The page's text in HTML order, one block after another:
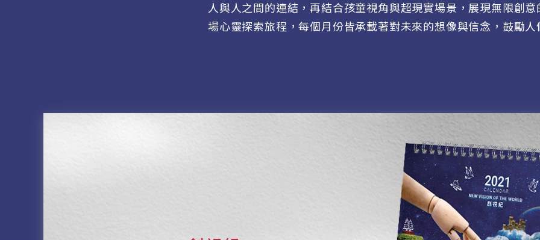
人與人之間的連結，再結合孩童視角與超現實場景，展現無限創
場心靈探索旅程，每個月份皆承載著對未來的想像與信念，鼓勵